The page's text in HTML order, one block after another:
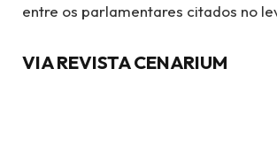
entre os parlamentares citados no
VIA REVISTA CENARIUM